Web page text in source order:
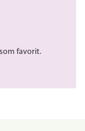
favorit.